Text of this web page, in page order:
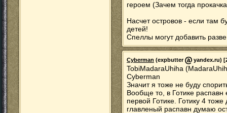
героем (Зачем тогда
Насчет островов - если там
детей!
Спеллы могут добавить
Cyberman (expbutter yandex.ru)
TobiMadaraUhiha
Cyberman
Значит я тоже не буду
Вообще то, в Готике распавн
первой Готике. Готику 4
главленый распавн думаю